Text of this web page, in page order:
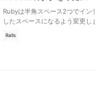
Rubyは半角スペース2つでイ
したスペースになるよう変更
Rails